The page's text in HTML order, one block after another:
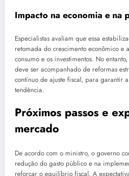
Impacto na economia e na
Especialistas avaliam que essa
retomada do crescimento econômico e
consumo e os investimentos. No
deve ser acompanhado de reformas
contínuo de ajuste fiscal, para garantir a
tendência.
Próximos passos e
mercado
De acordo com o ministro, o governo
redução do gasto público e na
reforçar o equilíbrio fiscal. A